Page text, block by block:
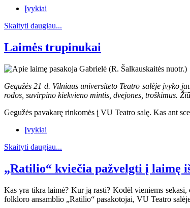
Įvykiai
Skaityti daugiau...
Laimės trupinukai
Gegužės 21 d. Vilniaus universiteto Teatro salėje įvyko
rodos, suvirpino kiekvieno mintis, dvejones, troškimus.
Gegužės pavakarę rinkomės į VU Teatro salę. Kas ant
Įvykiai
Skaityti daugiau...
„Ratilio“ kviečia pažvelgti į laimę
Kas yra tikra laimė? Kur ją rasti? Kodėl vieniems
folkloro ansamblio „Ratilio“ pasakotojai, VU Teatro